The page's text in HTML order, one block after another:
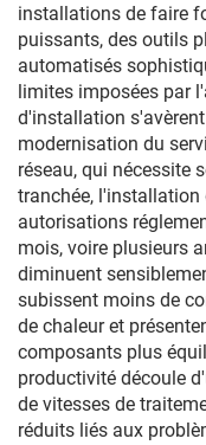
installations de faire
puissants, des outils
automatisés
limites imposées par
d'installation
modernisation du
réseau, qui nécessite
tranchée,
autorisations
mois, voire plusieurs
diminuent
subissent moins de
de chaleur et
composants plus
productivité découle
de vitesses de
réduits liés aux